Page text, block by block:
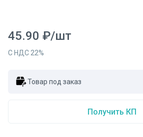
45.90 ₽/шт
С НДС 22%
Товар под заказ
Получить КП